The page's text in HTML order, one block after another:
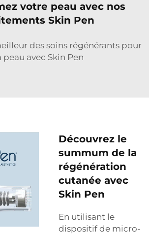
votre peau avec nos
Skin Pen
des soins régénérants pour
peau avec Skin Pen
Découvrez le
summum de la
régénération
cutanée avec
Skin Pen
En utilisant le
dispositif de micro-